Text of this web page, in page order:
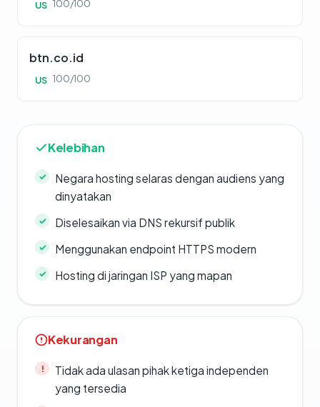
US 100/100
btn.co.id
US 100/100
Kelebihan
Negara hosting selaras dengan audiens yang
dinyatakan
Diselesaikan via DNS rekursif publik
Menggunakan endpoint HTTPS modern
Hosting di jaringan ISP yang mapan
Kekurangan
Tidak ada ulasan pihak ketiga independen
yang tersedia